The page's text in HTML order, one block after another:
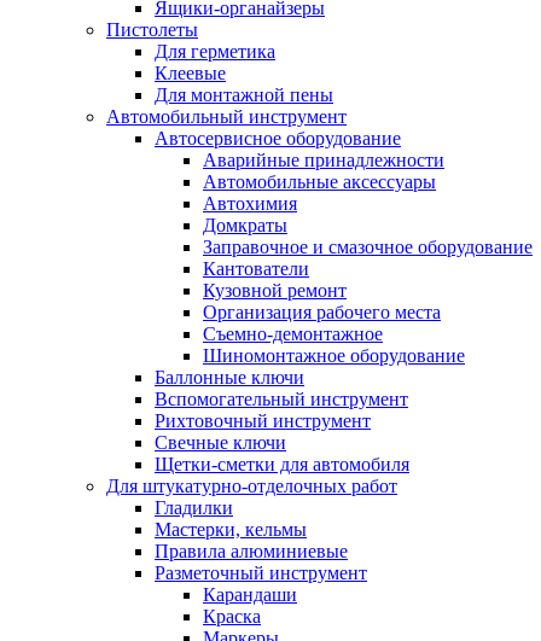
Ящики-органайзеры
Пистолеты
Для герметика
Клеевые
Для монтажной пены
Автомобильный инструмент
Автосервисное оборудование
Аварийные принадлежности
Автомобильные аксессуары
Автохимия
Домкраты
Заправочное и смазочное оборудование
Кантователи
Кузовной ремонт
Организация рабочего места
Съемно-демонтажное
Шиномонтажное оборудование
Баллонные ключи
Вспомогательный инструмент
Рихтовочный инструмент
Свечные ключи
Щетки-сметки для автомобиля
Для штукатурно-отделочных работ
Гладилки
Мастерки, кельмы
Правила алюминиевые
Разметочный инструмент
Карандаши
Краска